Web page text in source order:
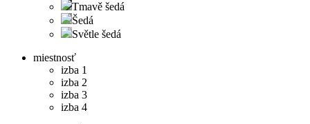
Tmavě šedá
Šedá
Světle šedá
miestnosť
izba 1
izba 2
izba 3
izba 4